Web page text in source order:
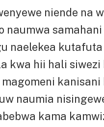
niende na
naumwa
naelekea
kwa hii hali siwezi
naumia
kama